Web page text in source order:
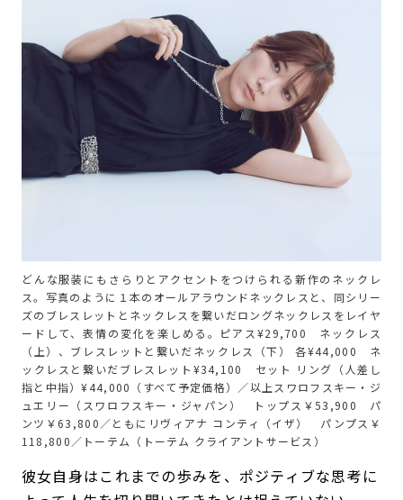
どんな服装にもさらりとアクセントをつけられる新作のネックレ
ス。写真のように１本のオールアラウンドネックレスと、同シリー
ズのブレスレットとネックレスを繋いだロングネックレスをレイヤ
ードして、表情の変化を楽しめる。ピアス¥29,700 ネックレス
（上）、ブレスレットと繋いだネックレス（下） 各¥44,000 ネ
ックレスと繋いだブレスレット¥34,100 セット リング（人差し
指と中指）¥44,000（すべて予定価格）／以上スワロフスキー・ジ
ュエリー（スワロフスキー・ジャパン） トップス￥53,900 パ
ンツ￥63,800／ともにリヴィアナ コンティ（イザ） パンプス￥
118,800／トーテム（トーテム クライアントサービス）
彼女自身はこれまでの歩みを、ポジティブな思考に